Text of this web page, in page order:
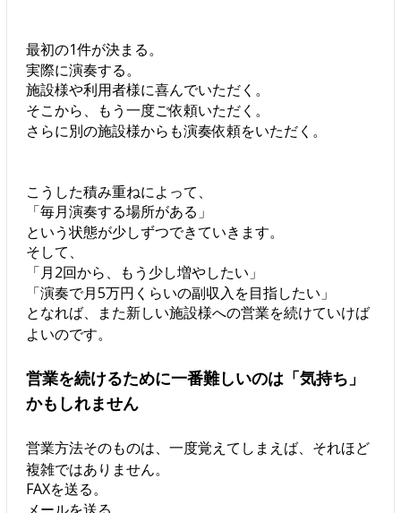
最初の1件が決まる。
実際に演奏する。
施設様や利用者様に喜んでいただく。
そこから、もう一度ご依頼いただく。
さらに別の施設様からも演奏依頼をいただく。
こうした積み重ねによって、
「毎月演奏する場所がある」
という状態が少しずつできていきます。
そして、
「月2回から、もう少し増やしたい」
「演奏で月5万円くらいの副収入を目指したい」
となれば、また新しい施設様への営業を続けていけば
よいのです。
営業を続けるために一番難しいのは「気持ち」
かもしれません
営業方法そのものは、一度覚えてしまえば、それほど
複雑ではありません。
FAXを送る。